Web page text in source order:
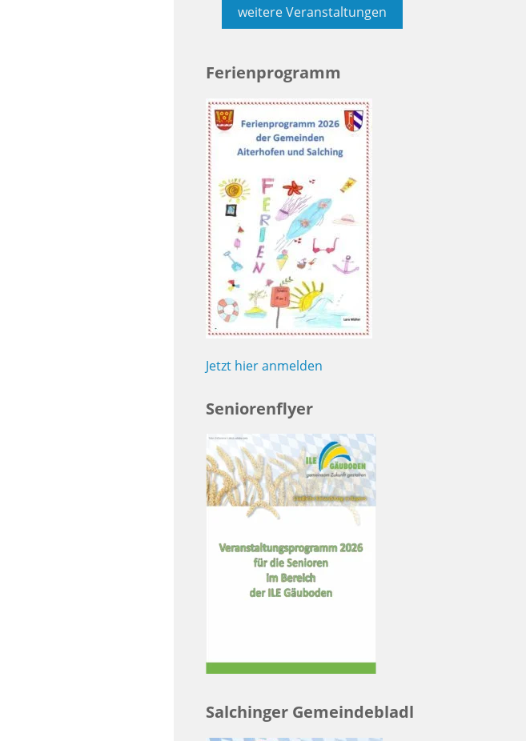
weitere Veranstaltungen
Ferienprogramm
Jetzt hier anmelden
Seniorenflyer
Salchinger Gemeindebladl